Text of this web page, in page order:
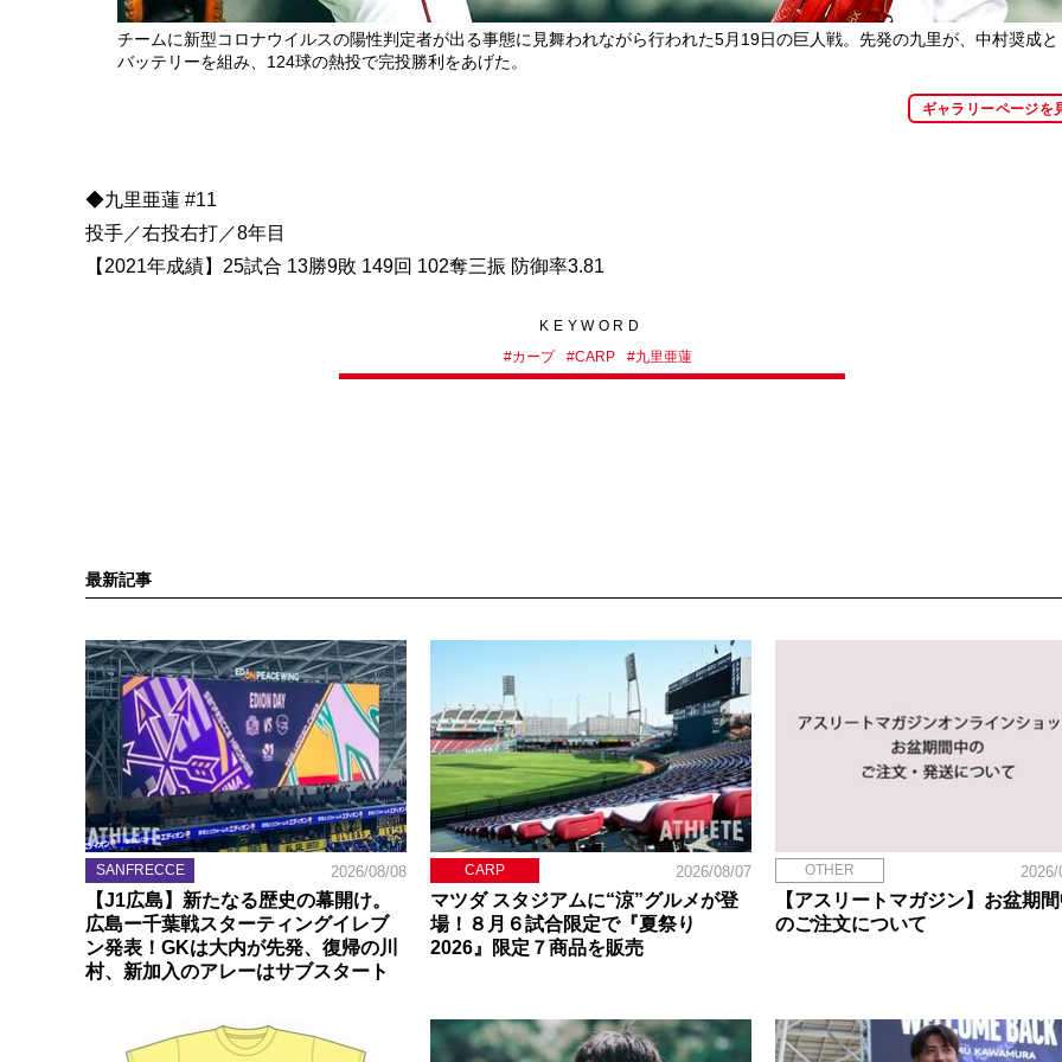
チームに新型コロナウイルスの陽性判定者が出る事態に見舞われながら行われた5月19日の巨人戦。先発の九里が、中村奨成と
バッテリーを組み、124球の熱投で完投勝利をあげた。
ギャラリーページを
◆九里亜蓮 #11
投手／右投右打／8年目
【2021年成績】25試合 13勝9敗 149回 102奪三振 防御率3.81
KEYWORD
#カープ #CARP #九里亜蓮
最新記事
SANFRECCE 2026/08/08
【J1広島】新たなる歴史の幕開け。
広島ー千葉戦スターティングイレブ
ン発表！GKは大内が先発、復帰の川
村、新加入のアレーはサブスタート
CARP 2026/08/07
マツダ スタジアムに“涼”グルメが登
場！８月６試合限定で『夏祭り
2026』限定７商品を販売
OTHER
【アスリートマガジン】お盆期
のご注文について